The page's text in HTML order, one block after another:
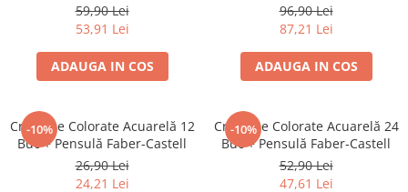
Măsurare și trasare
Organizare și Arhivare
Bibliorafturi
Caiete mecanice
Clipboard-uri
59,90 Lei
53,91 Lei
ADAUGA IN COS
96,90 Lei
87,21 Lei
ADAUGA IN COS
-10%
Creioane Colorate Acuarelă 12
Buc + Pensulă Faber-Castell
26,90 Lei
24,21 Lei
-10%
Creioane Colorate Acuarelă 24
Buc + Pensulă Faber-Castell
52,90 Lei
47,61 Lei